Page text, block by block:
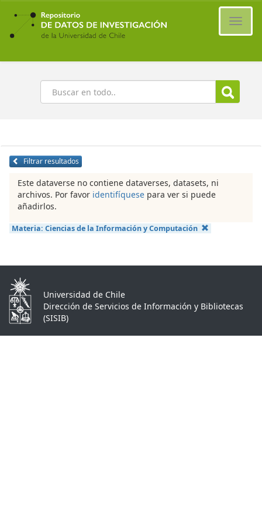
Ir
contenido
principal
Buscar
Filtrar resultados
Este dataverse no contiene dataverses, datasets, ni
archivos. Por favor identifíquese para ver si puede
añadirlos.
Materia: Ciencias de la Información y Computación
Universidad de Chile
Dirección de Servicios de Información y Bibliotecas
(SISIB)